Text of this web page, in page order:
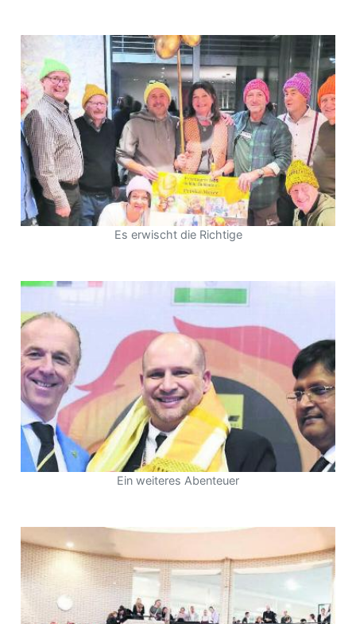
Es erwischt die Richtige
Ein weiteres Abenteuer